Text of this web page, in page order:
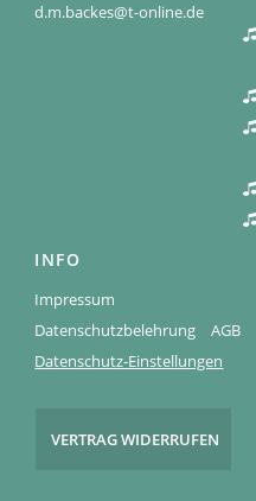
d.m.backes@t-online.de
INFO
Impressum
Datenschutzbelehrung
AGB
Datenschutz-Einstellungen
VERTRAG WIDERRUFEN